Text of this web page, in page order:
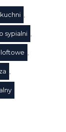
sypialni